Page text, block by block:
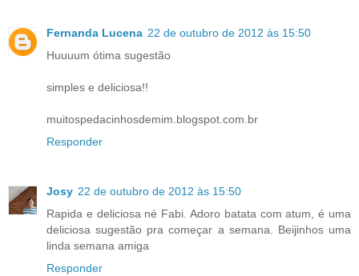
Fernanda Lucena 22 de outubro de 2012 às 15:50
Huuuum ótima sugestão
simples e deliciosa!!
muitospedacinhosdemim.blogspot.com.br
Responder
Josy 22 de outubro de 2012 às 15:50
Rapida e deliciosa né Fabi. Adoro batata com atum, é uma
deliciosa sugestão pra começar a semana. Beijinhos uma
linda semana amiga
Responder